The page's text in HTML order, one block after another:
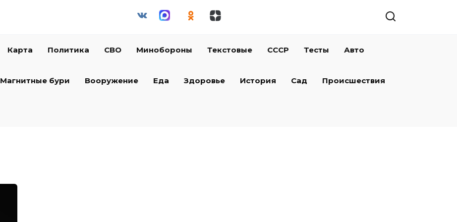
Карта Политика СВО Минобороны Текстовые СССР Тесты Авто
Магнитные бури Вооружение Еда Здоровье История Сад Происшествия